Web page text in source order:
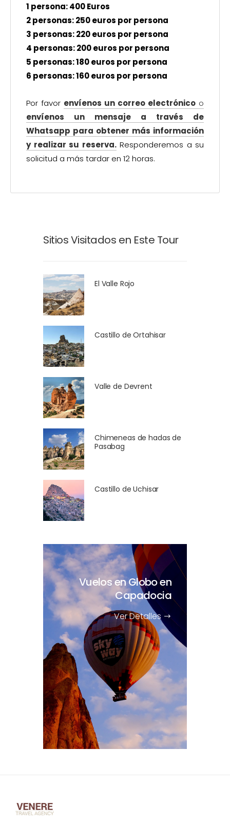
1 persona: 400 Euros
2 personas: 250 euros por persona
3 personas: 220 euros por persona
4 personas: 200 euros por persona
5 personas: 180 euros por persona
6 personas: 160 euros por persona
Por favor envíenos un correo electrónico o
envíenos un mensaje a través de
Whatsapp para obtener más información
y realizar su reserva.Responderemos a su
solicitud a más tardar en 12 horas.
Sitios Visitados en Este Tour
El Valle Rojo
Castillo de Ortahisar
Valle de Devrent
Chimeneas de hadas de
Pasabag
Castillo de Uchisar
Vuelos en Globo en
Capadocia
Ver Detalles